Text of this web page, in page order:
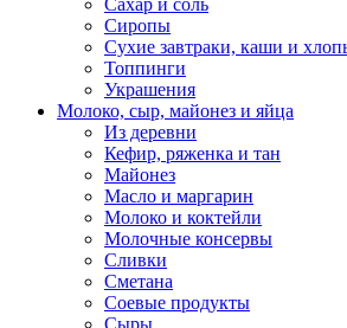
Сахар и соль
Сиропы
Сухие завтраки, каши и
Топпинги
Украшения
Молоко, сыр, майонез и яйца
Из деревни
Кефир, ряженка и тан
Майонез
Масло и маргарин
Молоко и коктейли
Молочные консервы
Сливки
Сметана
Соевые продукты
Сыры